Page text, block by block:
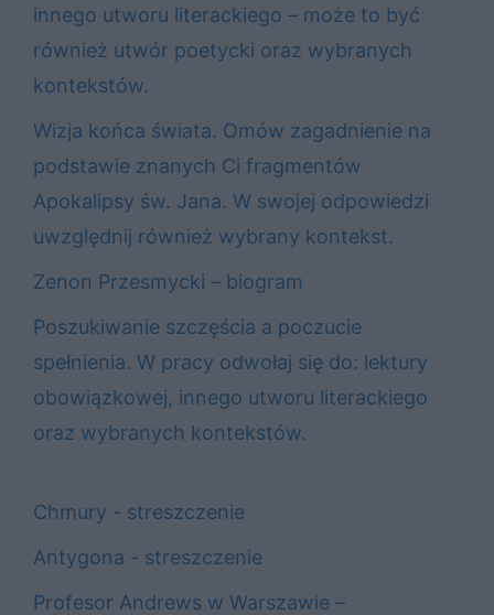
innego utworu literackiego – może to być
również utwór poetycki oraz wybranych
kontekstów.
Wizja końca świata. Omów zagadnienie na
podstawie znanych Ci fragmentów
Apokalipsy św. Jana. W swojej odpowiedzi
uwzględnij również wybrany kontekst.
Zenon Przesmycki – biogram
Poszukiwanie szczęścia a poczucie
spełnienia. W pracy odwołaj się do: lektury
obowiązkowej, innego utworu literackiego
oraz wybranych kontekstów.
Chmury - streszczenie
Antygona - streszczenie
Profesor Andrews w Warszawie –